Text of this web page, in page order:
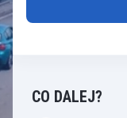
CO DALEJ?